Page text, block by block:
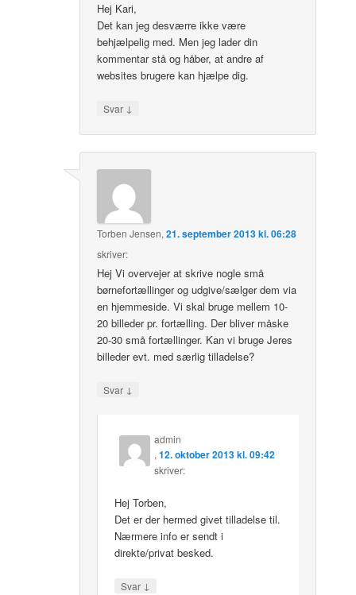
Hej Kari,
Det kan jeg desværre ikke være
behjælpelig med. Men jeg lader din
kommentar stå og håber, at andre af
websites brugere kan hjælpe dig.
Svar ↓
Torben Jensen,21. september 2013 kl. 06:28
skriver:
Hej Vi overvejer at skrive nogle små
børnefortællinger og udgive/sælger dem via
en hjemmeside. Vi skal bruge mellem 10-
20 billeder pr. fortælling. Der bliver måske
20-30 små fortællinger. Kan vi bruge Jeres
billeder evt. med særlig tilladelse?
Svar ↓
admin
,12. oktober 2013 kl. 09:42
skriver:
Hej Torben,
Det er der hermed givet tilladelse til.
Nærmere info er sendt i
direkte/privat besked.
Svar ↓